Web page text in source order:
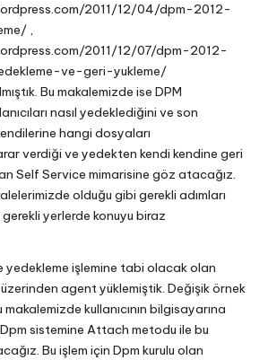
2011/12/04/dpm-2012-
,
2011/12/07/dpm-2012-
ve-geri-yukleme/
Bu makalemizde ise DPM
nasıl yedeklediğini ve son
hangi dosyaları
verdiği ve yedekten kendi kendine geri
Self Service mimarisine göz atacağız.
olduğu gibi gerekli adımları
yerlerde konuyu biraz
yedekleme işlemine tabi olacak olan
agent yüklemiştik. Değişik örnek
makalemizde kullanıcının bilgisayarına
sistemine Attach metodu ile bu
Bu işlem için Dpm kurulu olan